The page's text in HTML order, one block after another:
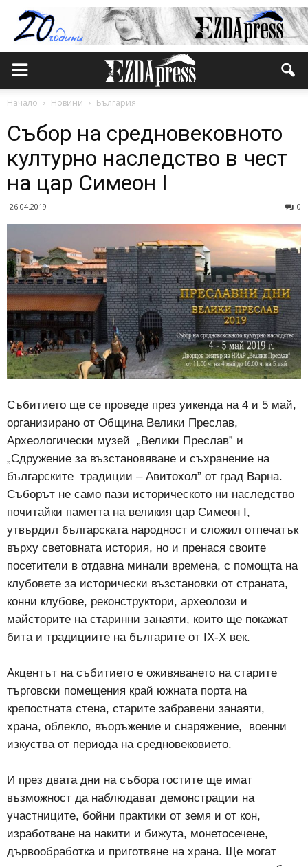
Начало Новини България
Събор на средновековното
културно наследство в чест
на цар Симеон I
26.04.2019 0
Събитието ще се проведе през уикенда на 4 и 5 май,
организирано от Община Велики Преслав,
Археологически музей „Велики Преслав” и
„Сдружение за възстановяване и съхранение на
българските традиции – Авитохол” от град Варна.
Съборът не само пази историческото ни наследство
почитайки паметта на великия цар Симеон I,
утвърдил българската народност и сложил отпечатък
върху световната история, но и пренася своите
посетители в отдавна минали времена, с помощта на
клубовете за исторически възстановки от страната,
конни клубове, реконструктори, археолози и
майсторите на старинни занаяти, които ще покажат
бита и традициите на българите от IX-X век.
Акцентът на събитието е оживяването на старите
търговски помещения край южната порта на
крепостната стена, старите забравени занаяти,
храна, облекло, въоръжение и снаряжение, военни
изкуства от периода на средновековието.
И през двата дни на събора гостите ще имат
възможност да наблюдават демонстрации на
участниците, бойни практики от земя и от кон,
изработване на накити и бижута, монетосечене,
дървообработка и приготвяне на храна. Ще могат